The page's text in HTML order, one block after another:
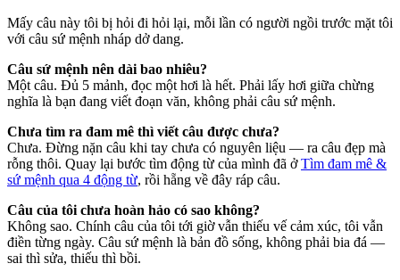
Mấy câu này tôi bị hỏi đi hỏi lại, mỗi lần có người ngồi trước mặt tôi
với câu sứ mệnh nháp dở dang.
Câu sứ mệnh nên dài bao nhiêu?
Một câu. Đủ 5 mảnh, đọc một hơi là hết. Phải lấy hơi giữa chừng
nghĩa là bạn đang viết đoạn văn, không phải câu sứ mệnh.
Chưa tìm ra đam mê thì viết câu được chưa?
Chưa. Đừng nặn câu khi tay chưa có nguyên liệu — ra câu đẹp mà
rỗng thôi. Quay lại bước tìm động từ của mình đã ởTìm đam mê &
sứ mệnh qua 4 động từ, rồi hẵng về đây ráp câu.
Câu của tôi chưa hoàn hảo có sao không?
Không sao. Chính câu của tôi tới giờ vẫn thiếu vế cảm xúc, tôi vẫn
điền từng ngày. Câu sứ mệnh là bản đồ sống, không phải bia đá —
sai thì sửa, thiếu thì bồi.